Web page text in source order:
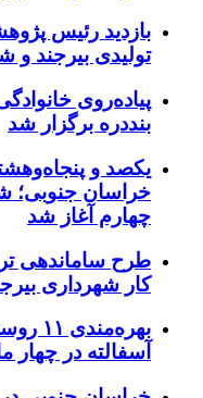
بازدید رئیس
تولیدی بیرجند
پیاده‌روی
بنددره برگزار شد
یکصد و
خراسان جنوبی؛
چهارم آغاز شد
طرح ساماندهی
کار شهرداری
آسفالته در چهار